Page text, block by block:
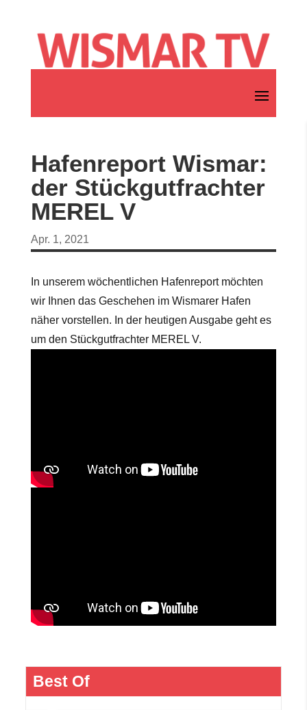
Hafenreport Wismar:
der Stückgutfrachter
MEREL V
Apr. 1, 2021
In unserem wöchentlichen Hafenreport möchten
wir Ihnen das Geschehen im Wismarer Hafen
näher vorstellen. In der heutigen Ausgabe geht es
um den Stückgutfrachter MEREL V.
Best Of